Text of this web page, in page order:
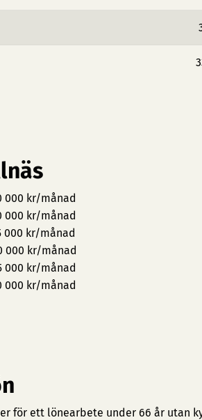
000 kr/månad
000 kr/månad
000 kr/månad
000 kr/månad
000 kr/månad
000 kr/månad
för ett lönearbete under 66 år utan